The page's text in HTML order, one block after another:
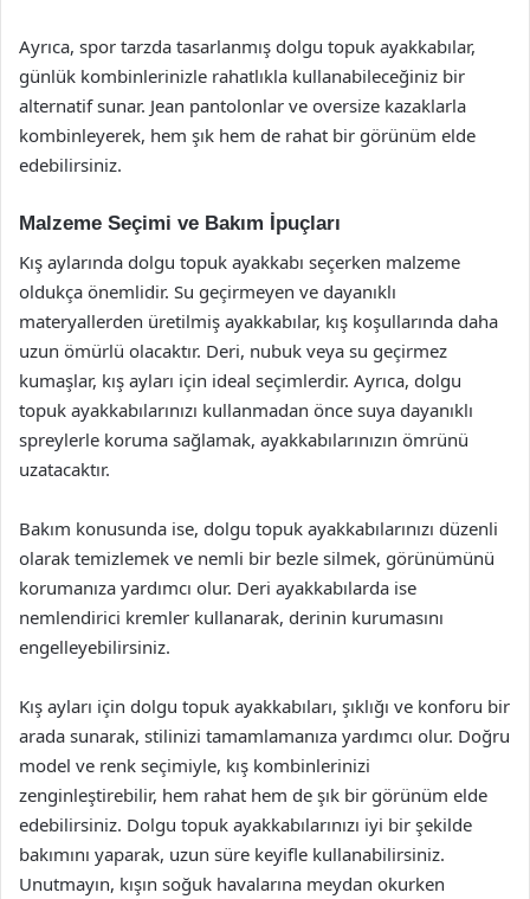
Ayrıca, spor tarzda tasarlanmış dolgu topuk ayakkabılar,
günlük kombinlerinizle rahatlıkla kullanabileceğiniz bir
alternatif sunar. Jean pantolonlar ve oversize kazaklarla
kombinleyerek, hem şık hem de rahat bir görünüm elde
edebilirsiniz.
Malzeme Seçimi ve Bakım İpuçları
Kış aylarında dolgu topuk ayakkabı seçerken malzeme
oldukça önemlidir. Su geçirmeyen ve dayanıklı
materyallerden üretilmiş ayakkabılar, kış koşullarında daha
uzun ömürlü olacaktır. Deri, nubuk veya su geçirmez
kumaşlar, kış ayları için ideal seçimlerdir. Ayrıca, dolgu
topuk ayakkabılarınızı kullanmadan önce suya dayanıklı
spreylerle koruma sağlamak, ayakkabılarınızın ömrünü
uzatacaktır.
Bakım konusunda ise, dolgu topuk ayakkabılarınızı düzenli
olarak temizlemek ve nemli bir bezle silmek, görünümünü
korumanıza yardımcı olur. Deri ayakkabılarda ise
nemlendirici kremler kullanarak, derinin kurumasını
engelleyebilirsiniz.
Kış ayları için dolgu topuk ayakkabıları, şıklığı ve konforu bir
arada sunarak, stilinizi tamamlamanıza yardımcı olur. Doğru
model ve renk seçimiyle, kış kombinlerinizi
zenginleştirebilir, hem rahat hem de şık bir görünüm elde
edebilirsiniz. Dolgu topuk ayakkabılarınızı iyi bir şekilde
bakımını yaparak, uzun süre keyifle kullanabilirsiniz.
Unutmayın, kışın soğuk havalarına meydan okurken